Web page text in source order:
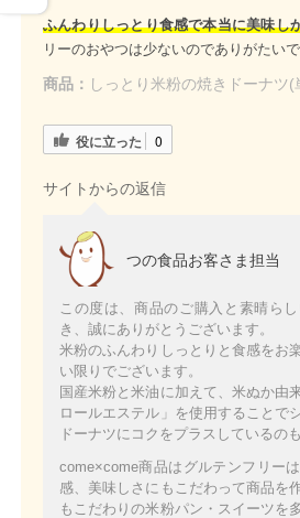
ふんわりしっとり食感で本当に美味し
リーのおやつは少ないのでありがたいで
商品： しっとり米粉の焼きドーナツ(
役に立った 0
サイトからの返信
つの食品お客さま担当
この度は、商品のご購入と素晴ら
き、誠にありがとうございます。
米粉のふんわりしっとりと食感をお
い限りでございます。
国産米粉と米油に加えて、米ぬか由
ロールエステル」を使用することで
ドーナツにコクをプラスしているの
come×come商品はグルテンフリー
感、美味しさにもこだわって商品を
もこだわりの米粉パン・スイーツを